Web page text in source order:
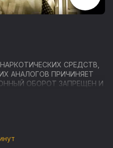
СРЕДСТВ,
АНАЛОГОВ ПРИЧИНЯЕТ
ОБОРОТ ЗАПРЕЩЕН И
Микки Холлера идут
невезения он
защищать киномагната,